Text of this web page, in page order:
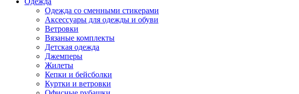
Одежда со сменными стикерами
Аксессуары для одежды и обуви
Ветровки
Вязаные комплекты
Детская одежда
Джемперы
Жилеты
Кепки и бейсболки
Куртки и ветровки